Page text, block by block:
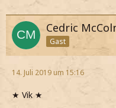
Cedric
Gast
14. Juli 2019 um 15:16
★ Vik ★